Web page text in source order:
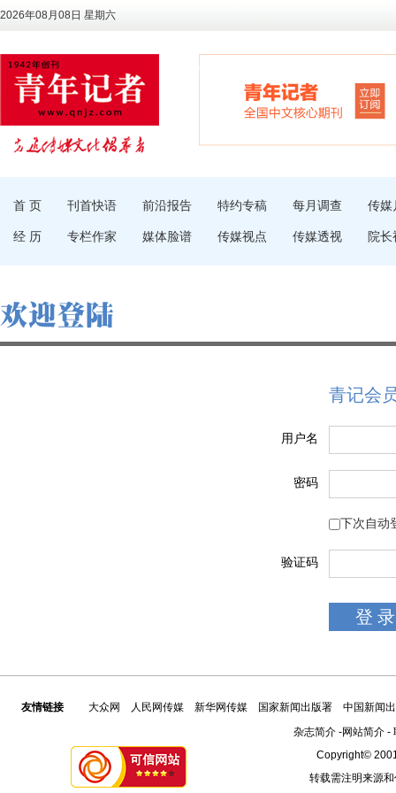
2026年08月08日 星期六
首 页 刊首快语 前沿报告 特约专稿 每月调查 传媒
经 历 专栏作家 媒体脸谱 传媒视点 传媒透视 院长
青记会
用户名
密码
下次自动
验证码
友情链接 大众网 人民网传媒 新华网传媒 国家新闻出版署
中国新闻
杂志简介 -网站简介 -
Copyright©
转载需注明来源